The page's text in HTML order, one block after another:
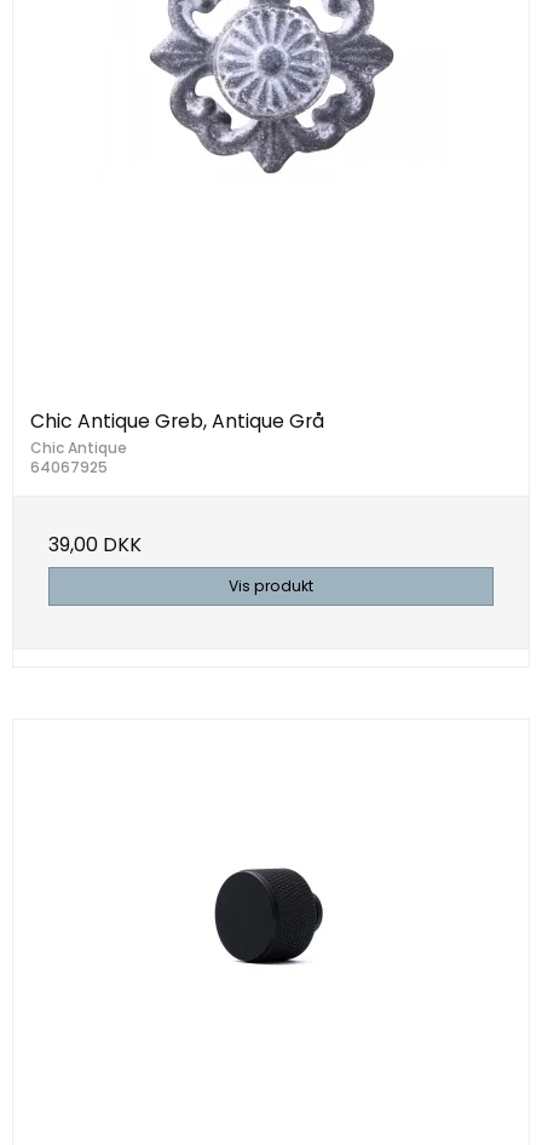
Chic Antique Greb, Antique Grå
Chic Antique
64067925
39,00 DKK
Vis produkt